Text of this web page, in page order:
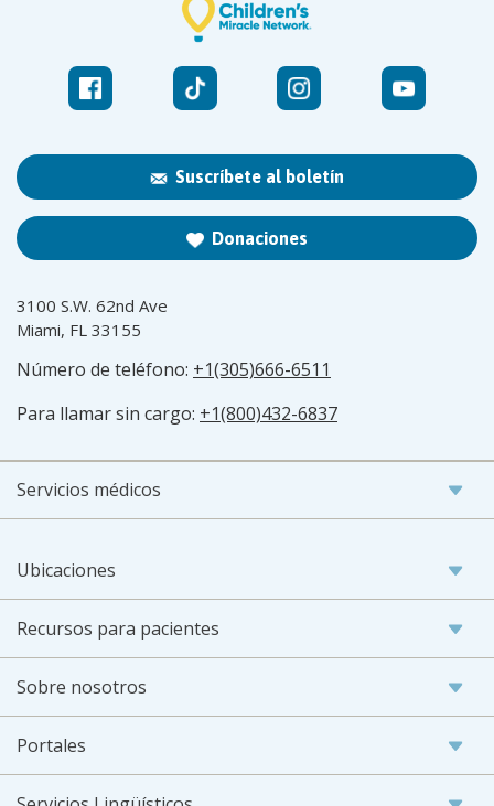
Suscríbete al boletín
Donaciones
3100 S.W. 62nd Ave
Miami, FL 33155
Número de teléfono: +1(305)666-6511
Para llamar sin cargo: +1(800)432-6837
Servicios médicos
Ubicaciones
Recursos para pacientes
Sobre nosotros
Portales